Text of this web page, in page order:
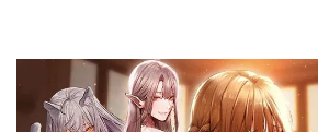
April 16, 2025
第80話